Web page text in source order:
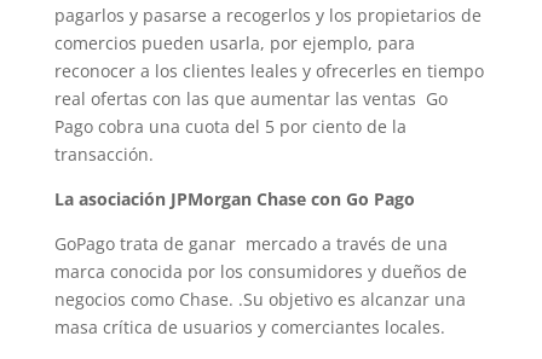
pagarlos y pasarse a recogerlos y los propietarios de
comercios pueden usarla, por ejemplo, para
reconocer a los clientes leales y ofrecerles en tiempo
real ofertas con las que aumentar las ventas Go
Pago cobra una cuota del 5 por ciento de la
transacción.
La asociación JPMorgan Chase con Go Pago
GoPago trata de ganar mercado a través de una
marca conocida por los consumidores y dueños de
negocios como Chase. .Su objetivo es alcanzar una
masa crítica de usuarios y comerciantes locales.